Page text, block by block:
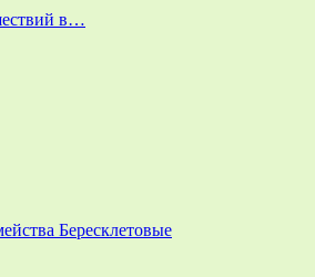
в…
Бересклетовые